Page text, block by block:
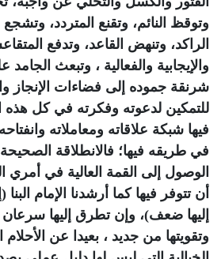
وتوقظ النائم، وتقنع المتردد،
الراكد، وتنهض القاعد، وتدفع
والإيجابية والفعالية ، وتبعث
شرنقة جموده إلى فضاءات الإنجاز
للتمكين لدعوته وفكرته في كل هذه
فيها شبكة علاقاته ومعاملاته
في طريقه فيها؛ فالانطلاقة الصحيحة
الوصول إلى القمة العالية في أمري
أن تتوفر فيها كما أرشدنا الإمام
إليها ضعف)، وإن تطرق إليها سرعان
وتقويتها من جديد ، بعيدا عن الأحلام